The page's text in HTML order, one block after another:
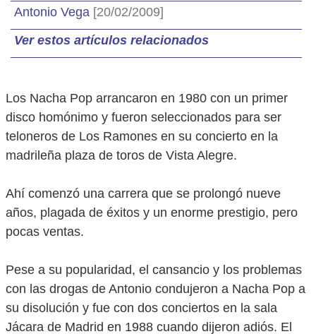
Antonio Vega [20/02/2009]
Ver estos artículos relacionados
Los Nacha Pop arrancaron en 1980 con un primer
disco homónimo y fueron seleccionados para ser
teloneros de Los Ramones en su concierto en la
madrileña plaza de toros de Vista Alegre.
Ahí comenzó una carrera que se prolongó nueve
años, plagada de éxitos y un enorme prestigio, pero
pocas ventas.
Pese a su popularidad, el cansancio y los problemas
con las drogas de Antonio condujeron a Nacha Pop a
su disolución y fue con dos conciertos en la sala
Jácara de Madrid en 1988 cuando dijeron adiós. El